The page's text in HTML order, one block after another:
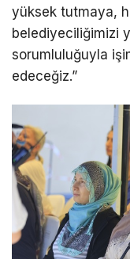
yüksek tutmaya,
belediyeciliğimizi
sorumluluğuyla
edeceğiz.”